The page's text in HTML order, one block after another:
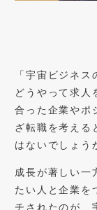
「宇宙ビジネ
どうやって求人
合った企業やポ
ざ転職を考える
はないでしょう
成長が著しい一
たい人と企業を
チされたのが、